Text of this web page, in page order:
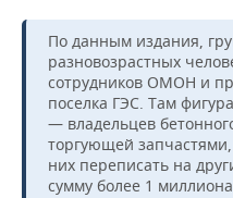
ВОЛЕЙБОЛ
КИБЕРСПОРТ
ФИГУРНОЕ КАТАНИЕ
ВОДНЫЕ ВИДЫ СПОРТА
ИСТОРИЯ
КУЛЬТУРА
МЕДИЦИНА
ОБРАЗОВАНИЕ
СПИСОК ПЕРСОН
СПИСОК КОМПАНИЙ
ПОЛНАЯ ВЕРСИЯ
По данным издания,
разновозрастных
сотрудников ОМОН и
поселка ГЭС. Там
— владельцев
торгующей
них переписать на
сумму более 1